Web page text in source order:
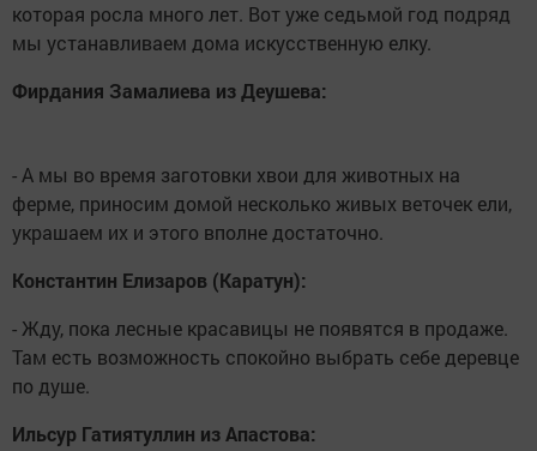
которая росла много лет. Вот уже седьмой год подряд
мы устанавливаем дома искусственную елку.
Фирдания Замалиева из Деушева:
- А мы во время заготовки хвои для животных на
ферме, приносим домой несколько живых веточек ели,
украшаем их и этого вполне достаточно.
Константин Елизаров (Каратун):
- Жду, пока лесные красавицы не появятся в продаже.
Там есть возможность спокойно выбрать себе деревце
по душе.
Ильсур Гатиятуллин из Апастова: